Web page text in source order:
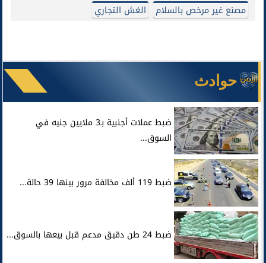
مصنع غير مرخص بالسلام
الغش التجاري
حوادث
ضبط عملات أجنبية بـ3 ملايين جنيه في
السوق...
ضبط 119 ألف مخالفة مرور بينها 39 حالة...
ضبط 24 طن دقيق مدعم قبل بيعها بالسوق...